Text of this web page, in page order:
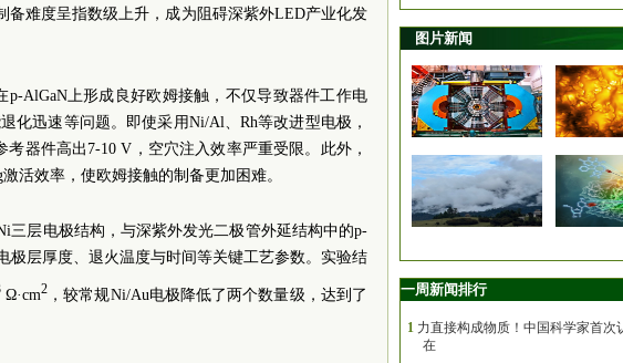
难度呈指数级上升，成为阻碍深紫外LED产业化发
AlGaN上形成良好欧姆接触，不仅导致器件工作电
化迅速等问题。即使采用Ni/Al、Rh等改进型电极，
器件高出7-10 V，空穴注入效率严重受限。此外，
活效率，使欧姆接触的制备更加困难。
层电极结构，与深紫外发光二极管外延结构中的p-
极层厚度、退火温度与时间等关键工艺参数。实验结
Ω·cm2 ，较常规Ni/Au电极降低了两个数量级，达到了
图片新闻
一周新闻排行
1 力直接构成物质！中国科学家首次
在